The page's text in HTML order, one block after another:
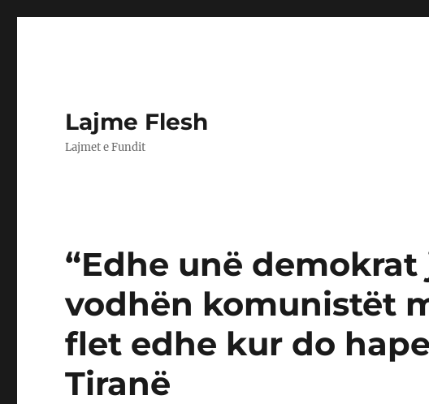
Lajme Flesh
Lajmet e Fundit
“Edhe unë demokrat
vodhën komunistët
flet edhe kur do
Tiranë